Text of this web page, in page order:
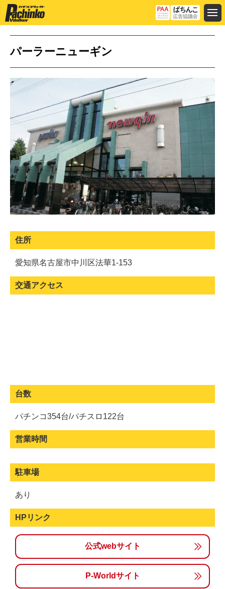
パーラーニューギン
住所
愛知県名古屋市中川区法華1-153
交通アクセス
台数
パチンコ354台/パチスロ122台
営業時間
駐車場
あり
HPリンク
公式webサイト
P-Worldサイト